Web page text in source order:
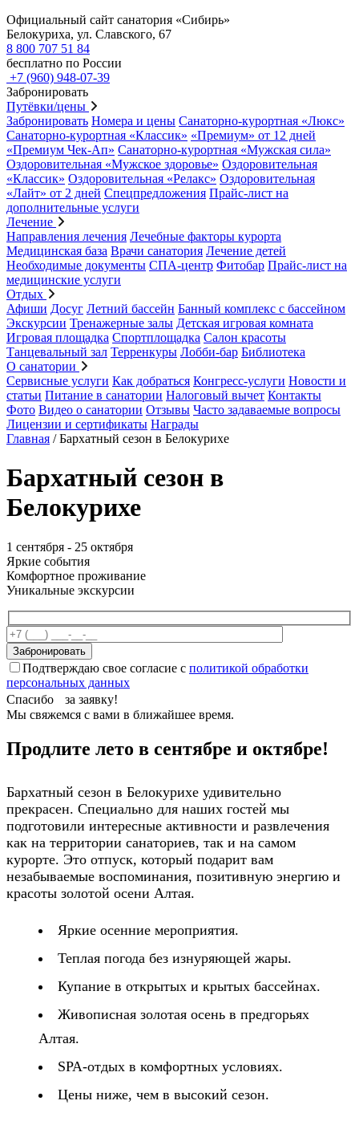
Официальный сайт санатория «Сибирь»
Белокуриха, ул. Славского, 67
8 800 707 51 84
бесплатно по России
+7 (960) 948-07-39
Забронировать
Путёвки/цены
Забронировать Номера и цены Санаторно-курортная «Люкс»
Санаторно-курортная «Классик» «Премиум» от 12 дней
«Премиум Чек-Ап» Санаторно-курортная «Мужская сила»
Оздоровительная «Мужское здоровье» Оздоровительная
«Классик» Оздоровительная «Релакс» Оздоровительная
«Лайт» от 2 дней Спецпредложения Прайс-лист на
дополнительные услуги
Лечение
Направления лечения Лечебные факторы курорта
Медицинская база Врачи санатория Лечение детей
Необходимые документы СПА-центр Фитобар Прайс-лист на
медицинские услуги
Отдых
Афиши Досуг Летний бассейн Банный комплекс с бассейном
Экскурсии Тренажерные залы Детская игровая комната
Игровая площадка Спортплощадка Салон красоты
Танцевальный зал Терренкуры Лобби-бар Библиотека
О санатории
Сервисные услуги Как добраться Конгресс-услуги Новости и
статьи Питание в санатории Налоговый вычет Контакты
Фото Видео о санатории Отзывы Часто задаваемые вопросы
Лицензии и сертификаты Награды
Главная /Бархатный сезон в Белокурихе
Бархатный сезон в
Белокурихе
1 сентября - 25 октября
Яркие события
Комфортное проживание
Уникальные экскурсии
Подтверждаю свое согласие с политикой обработки
персональных данных
Спасибо за заявку!
Мы свяжемся с вами в ближайшее время.
Продлите лето в сентябре и октябре!
Бархатный сезон в Белокурихе удивительно
прекрасен. Специально для наших гостей мы
подготовили интересные активности и развлечения
как на территории санаториев, так и на самом
курорте. Это отпуск, который подарит вам
незабываемые воспоминания, позитивную энергию и
красоты золотой осени Алтая.
Яркие осенние мероприятия.
Теплая погода без изнуряющей жары.
Купание в открытых и крытых бассейнах.
Живописная золотая осень в предгорьях
Алтая.
SPA-отдых в комфортных условиях.
Цены ниже, чем в высокий сезон.